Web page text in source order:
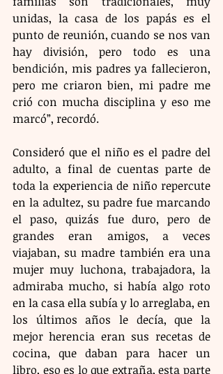
unidas, la casa de los papás es el
punto de reunión, cuando se nos van
hay división, pero todo es una
bendición, mis padres ya fallecieron,
pero me criaron bien, mi padre me
crió con mucha disciplina y eso me
marcó”, recordó.
Consideró que el niño es el padre del
adulto, a final de cuentas parte de
toda la experiencia de niño repercute
en la adultez, su padre fue marcando
el paso, quizás fue duro, pero de
grandes eran amigos, a veces
viajaban, su madre también era una
mujer muy luchona, trabajadora, la
admiraba mucho, si había algo roto
en la casa ella subía y lo arreglaba, en
los últimos años le decía, que la
mejor herencia eran sus recetas de
cocina, que daban para hacer un
libro, eso es lo que extraña, esta parte